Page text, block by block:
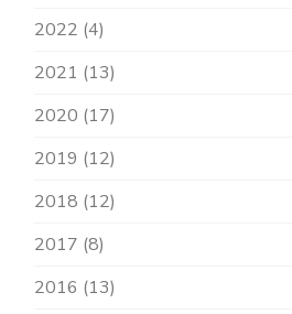
2022 (4)
2021 (13)
2020 (17)
2019 (12)
2018 (12)
2017 (8)
2016 (13)